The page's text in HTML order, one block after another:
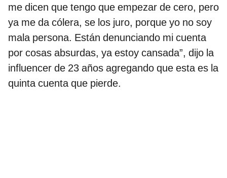
me dicen que tengo que empezar de cero, pero
ya me da cólera, se los juro, porque yo no soy
mala persona. Están denunciando mi cuenta
por cosas absurdas, ya estoy cansada”, dijo la
influencer de 23 años agregando que esta es la
quinta cuenta que pierde.